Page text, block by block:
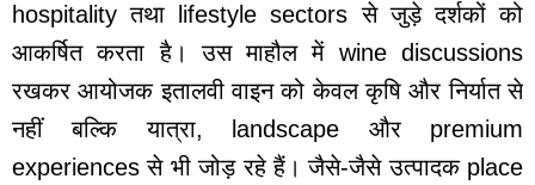
hospitality तथा lifestyle sectors से जुड़े दर्शकों को
आकर्षित करता है। उस माहौल में wine discussions
रखकर आयोजक इतालवी वाइन को केवल कृषि और निर्यात से
नहीं बल्कि यात्रा, landscape और premium
experiences से भी जोड़ रहे हैं। जैसे-जैसे उत्पादक place